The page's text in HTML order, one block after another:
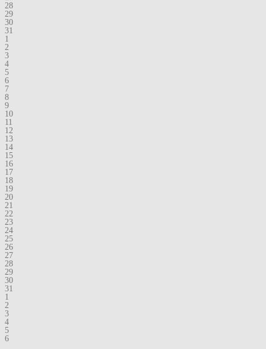
28
29
30
31
1
2
3
4
5
6
7
8
9
10
11
12
13
14
15
16
17
18
19
20
21
22
23
24
25
26
27
28
29
30
31
1
2
3
4
5
6